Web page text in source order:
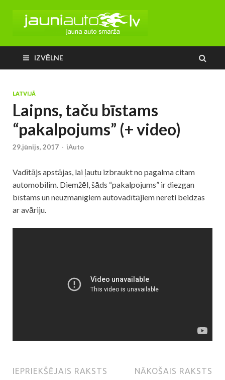
IZVĒLNE
LATVIJĀ
Laipns, taču bīstams
“pakalpojums” (+ video)
29.jūnijs, 2017 - iAuto
Vadītājs apstājas, lai ļautu izbraukt no pagalma citam
automobilim. Diemžēl, šāds “pakalpojums” ir diezgan
bīstams un neuzmanīgiem autovadītājiem nereti beidzas
ar avāriju.
IEPRIEKŠĒJAIS RAKSTS NĀKOŠAIS RAKSTS